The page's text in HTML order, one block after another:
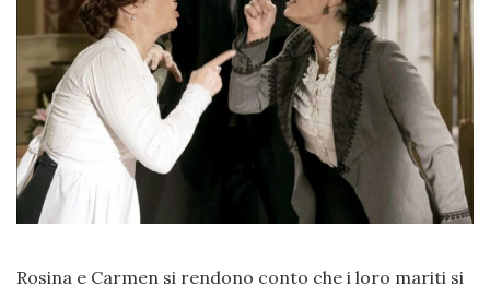
Rosina e Carmen si rendono conto che i loro mariti si